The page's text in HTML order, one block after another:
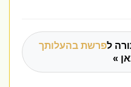
לפרשת בהעלותך
»